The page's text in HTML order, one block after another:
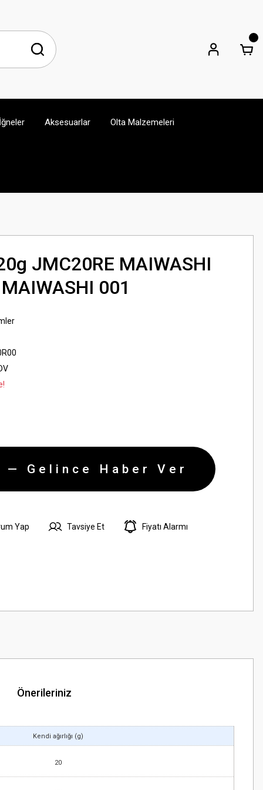
İğneler Aksesuarlar Olta Malzemeleri
JMC20RE MAIWASHI
001
— Gelince Haber Ver
Yap Tavsiye Et Fiyatı Alarmı
Önerileriniz
Kendi ağırlığı (g)
20